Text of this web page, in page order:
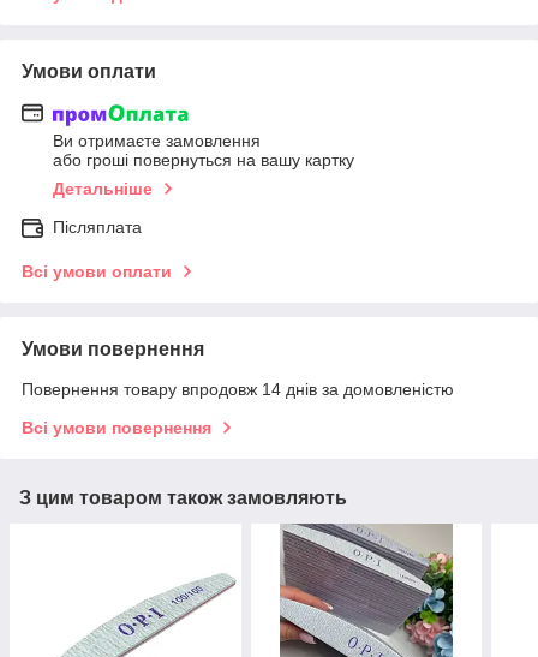
Умови оплати
Ви отримаєте замовлення
або гроші повернуться на вашу картку
Детальніше
Післяплата
Всі умови оплати
Умови повернення
Повернення товару впродовж 14 днів за домовленістю
Всі умови повернення
З цим товаром також замовляють